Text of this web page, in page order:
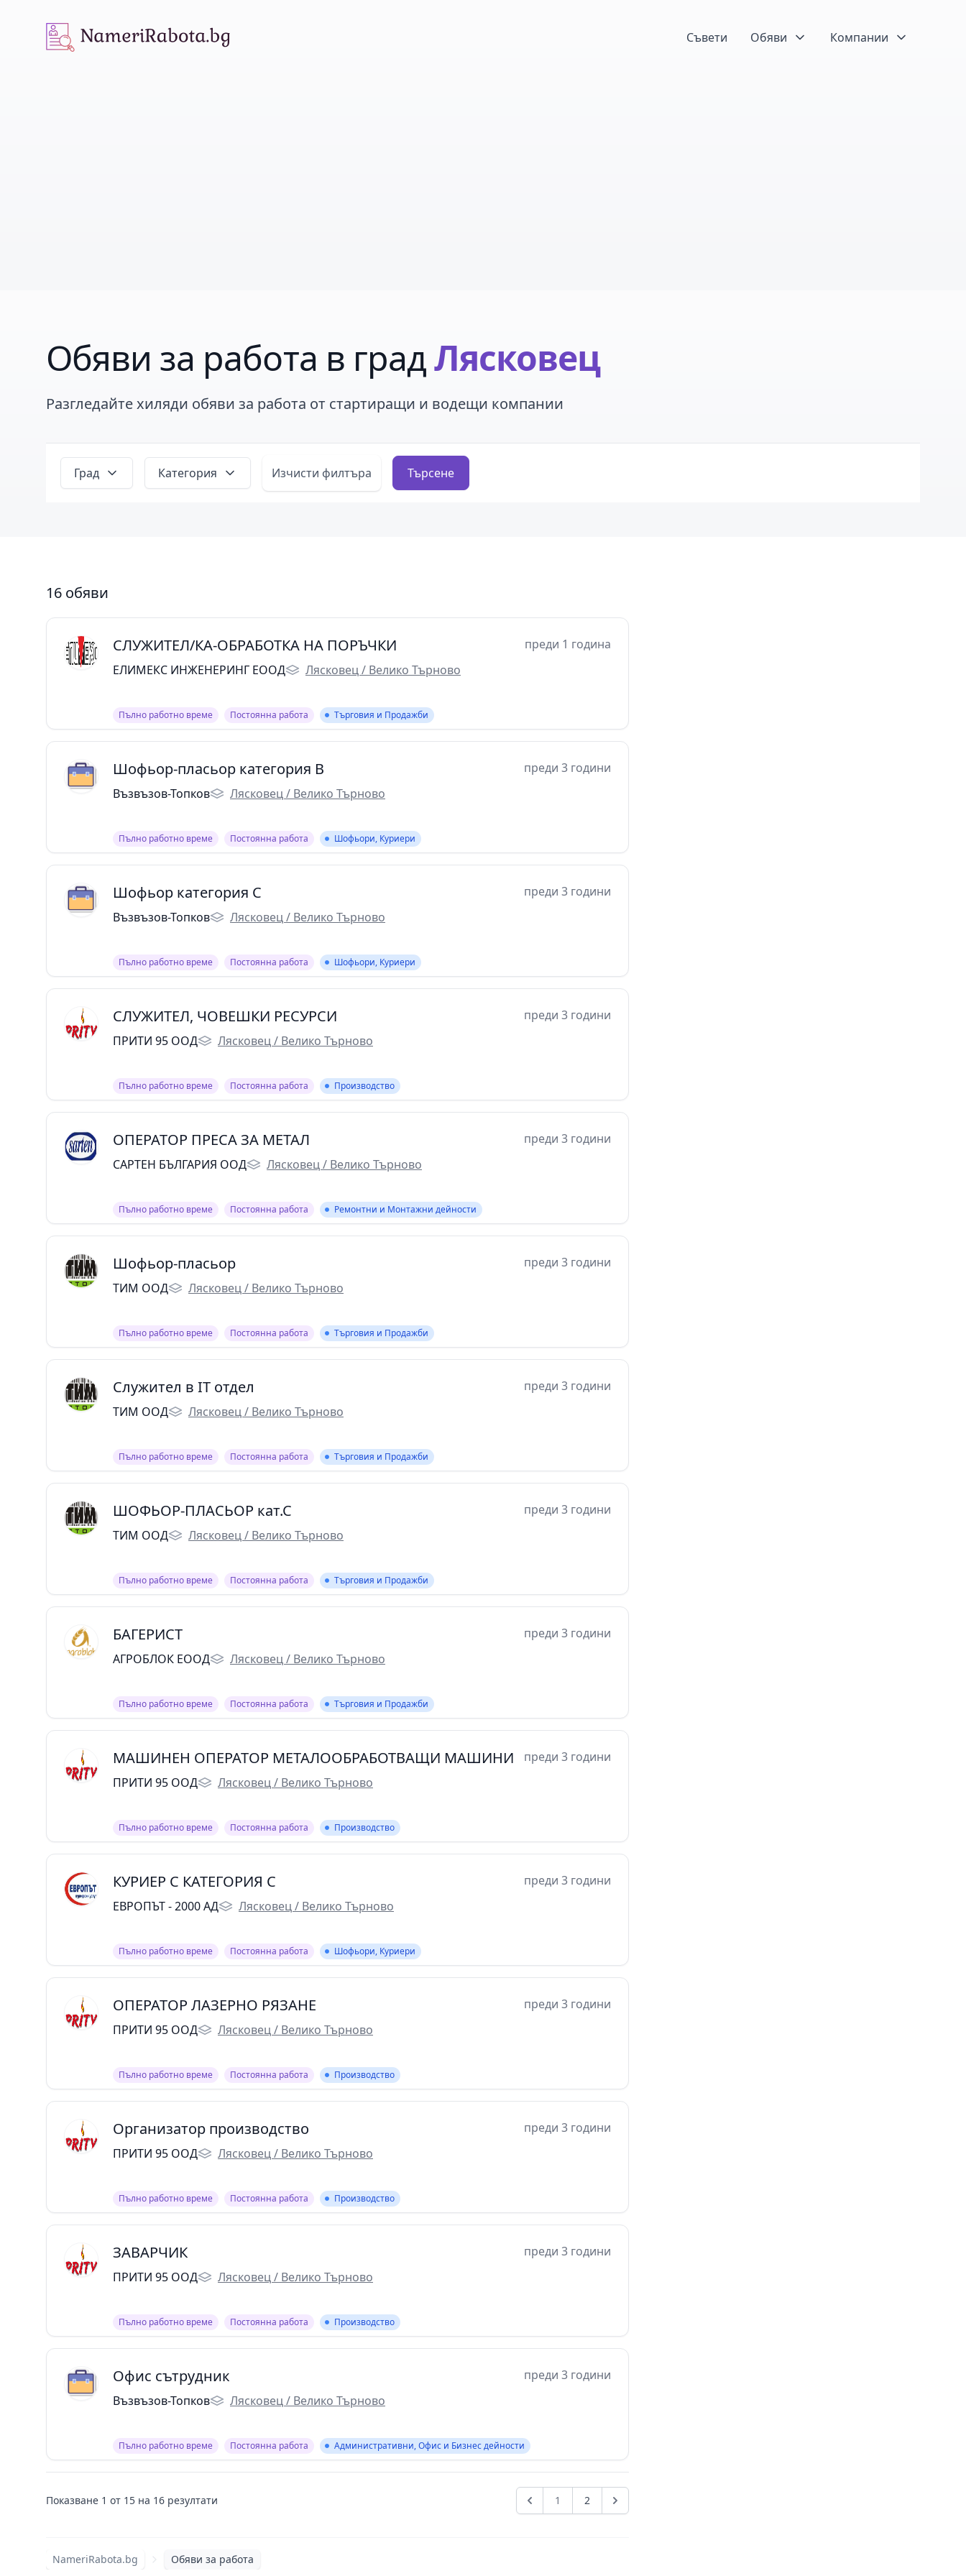
NameriRabota.bg Съвети Обяви Компании
Обяви за работа в градЛясковец
Разгледайте хиляди обяви за работа от стартиращи и водещи компании
Град Категория Изчисти филтъра Търсене
16 обяви
СЛУЖИТЕЛ/КА-ОБРАБОТКА НА ПОРЪЧКИ
преди 1 година
ЕЛИМЕКС ИНЖЕНЕРИНГ ЕООД
Лясковец / Велико Търново
Пълно работно време Постоянна работа Търговия и Продажби
Шофьор-пласьор категория B
преди 3 години
Възвъзов-Топков
Лясковец / Велико Търново
Пълно работно време Постоянна работа Шофьори, Куриери
Шофьор категория C
преди 3 години
Възвъзов-Топков
Лясковец / Велико Търново
Пълно работно време Постоянна работа Шофьори, Куриери
СЛУЖИТЕЛ, ЧОВЕШКИ РЕСУРСИ
преди 3 години
ПРИТИ 95 ООД
Лясковец / Велико Търново
Пълно работно време Постоянна работа Производство
ОПЕРАТОР ПРЕСА ЗА МЕТАЛ
преди 3 години
САРТЕН БЪЛГАРИЯ ООД
Лясковец / Велико Търново
Пълно работно време Постоянна работа Ремонтни и Монтажни дейности
Шофьор-пласьор
преди 3 години
ТИМ ООД
Лясковец / Велико Търново
Пълно работно време Постоянна работа Търговия и Продажби
Служител в IT отдел
преди 3 години
ТИМ ООД
Лясковец / Велико Търново
Пълно работно време Постоянна работа Търговия и Продажби
ШОФЬОР-ПЛАСЬОР кат.С
преди 3 години
ТИМ ООД
Лясковец / Велико Търново
Пълно работно време Постоянна работа Търговия и Продажби
БАГЕРИСТ
преди 3 години
АГРОБЛОК ЕООД
Лясковец / Велико Търново
Пълно работно време Постоянна работа Търговия и Продажби
МАШИНЕН ОПЕРАТОР МЕТАЛООБРАБОТВАЩИ МАШИНИ
преди 3 години
ПРИТИ 95 ООД
Лясковец / Велико Търново
Пълно работно време Постоянна работа Производство
КУРИЕР С КАТЕГОРИЯ С
преди 3 години
ЕВРОПЪТ - 2000 АД
Лясковец / Велико Търново
Пълно работно време Постоянна работа Шофьори, Куриери
ОПЕРАТОР ЛАЗЕРНО РЯЗАНЕ
преди 3 години
ПРИТИ 95 ООД
Лясковец / Велико Търново
Пълно работно време Постоянна работа Производство
Организатор производство
преди 3 години
ПРИТИ 95 ООД
Лясковец / Велико Търново
Пълно работно време Постоянна работа Производство
ЗАВАРЧИК
преди 3 години
ПРИТИ 95 ООД
Лясковец / Велико Търново
Пълно работно време Постоянна работа Производство
Офис сътрудник
преди 3 години
Възвъзов-Топков
Лясковец / Велико Търново
Пълно работно време Постоянна работа Административни, Офис и Бизнес дейности
Показване 1 от 15 на 16 резултати 1 2
NameriRabota.bg Обяви за работа